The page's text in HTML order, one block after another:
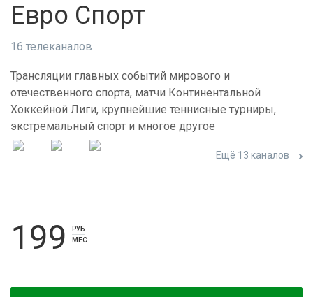
Евро Спорт
16 телеканалов
Трансляции главных событий мирового и
отечественного спорта, матчи Континентальной
Хоккейной Лиги, крупнейшие теннисные турниры,
экстремальный спорт и многое другое
Ещё 13 каналов
199
РУБ
МЕС